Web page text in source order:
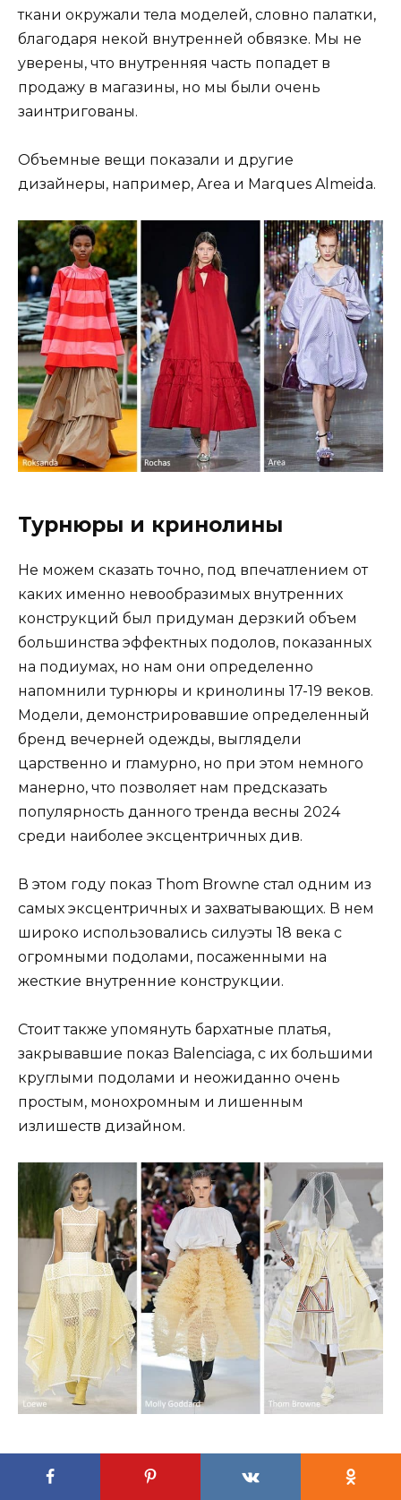
ткани окружали тела моделей, словно палатки,
благодаря некой внутренней обвязке. Мы не
уверены, что внутренняя часть попадет в
продажу в магазины, но мы были очень
заинтригованы.
Объемные вещи показали и другие
дизайнеры, например, Area и Marques Almeida.
Турнюры и кринолины
Не можем сказать точно, под впечатлением от
каких именно невообразимых внутренних
конструкций был придуман дерзкий объем
большинства эффектных подолов, показанных
на подиумах, но нам они определенно
напомнили турнюры и кринолины 17-19 веков.
Модели, демонстрировавшие определенный
бренд вечерней одежды, выглядели
царственно и гламурно, но при этом немного
манерно, что позволяет нам предсказать
популярность данного тренда весны 2024
среди наиболее эксцентричных див.
В этом году показ Thom Browne стал одним из
самых эксцентричных и захватывающих. В нем
широко использовались силуэты 18 века с
огромными подолами, посаженными на
жесткие внутренние конструкции.
Стоит также упомянуть бархатные платья,
закрывавшие показ Balenciaga, с их большими
круглыми подолами и неожиданно очень
простым, монохромным и лишенным
излишеств дизайном.
Открытые плечи